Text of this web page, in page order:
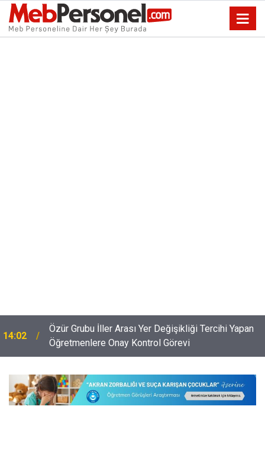
14:02
Özür Grubu İller Arası Yer Değişikliği Tercihi Yapan
Öğretmenlere Onay Kontrol Görevi